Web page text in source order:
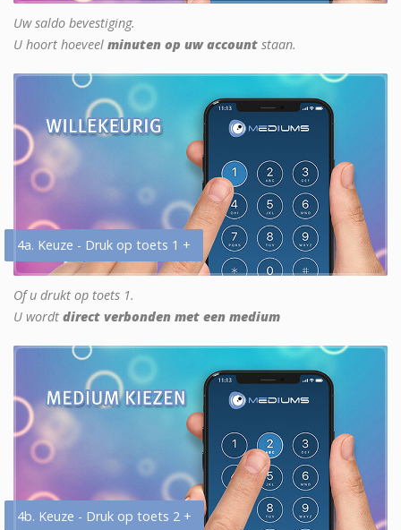
Uw saldo bevestiging.
U hoort hoeveel minuten op uw account staan.
4a. Keuze - Druk op toets 1 +
Of u drukt op toets 1.
U wordt direct verbonden met een medium
4b. Keuze - Druk op toets 2 +